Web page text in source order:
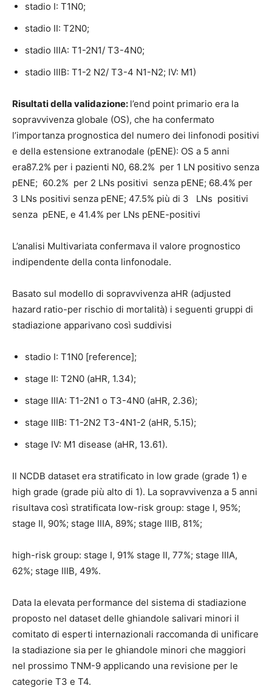
stadio I: T1N0;
stadio II: T2N0;
stadio IIIA: T1-2N1/ T3-4N0;
stadio IIIB: T1-2 N2/ T3-4 N1-N2; IV: M1)
Risultati della validazione: l’end point primario era la
sopravvivenza globale (OS), che ha confermato
l’importanza prognostica del numero dei linfonodi positivi
e della estensione extranodale (pENE): OS a 5 anni
era87.2% per i pazienti N0, 68.2% per 1 LN positivo senza
pENE; 60.2% per 2 LNs positivi senza pENE; 68.4% per
3 LNs positivi senza pENE; 47.5% più di 3 LNs positivi
senza pENE, e 41.4% per LNs pENE-positivi
L’analisi Multivariata confermava il valore prognostico
indipendente della conta linfonodale.
Basato sul modello di sopravvivenza aHR (adjusted
hazard ratio-per rischio di mortalità) i seguenti gruppi di
stadiazione apparivano così suddivisi
stadio I: T1N0 [reference];
stage II: T2N0 (aHR, 1.34);
stage IIIA: T1-2N1 o T3-4N0 (aHR, 2.36);
stage IIIB: T1-2N2 T3-4N1-2 (aHR, 5.15);
stage IV: M1 disease (aHR, 13.61).
Il NCDB dataset era stratificato in low grade (grade 1) e
high grade (grade più alto di 1). La sopravvivenza a 5 anni
risultava così stratificata low-risk group: stage I, 95%;
stage II, 90%; stage IIIA, 89%; stage IIIB, 81%;
high-risk group: stage I, 91% stage II, 77%; stage IIIA,
62%; stage IIIB, 49%.
Data la elevata performance del sistema di stadiazione
proposto nel dataset delle ghiandole salivari minori il
comitato di esperti internazionali raccomanda di unificare
la stadiazione sia per le ghiandole minori che maggiori
nel prossimo TNM-9 applicando una revisione per le
categorie T3 e T4.